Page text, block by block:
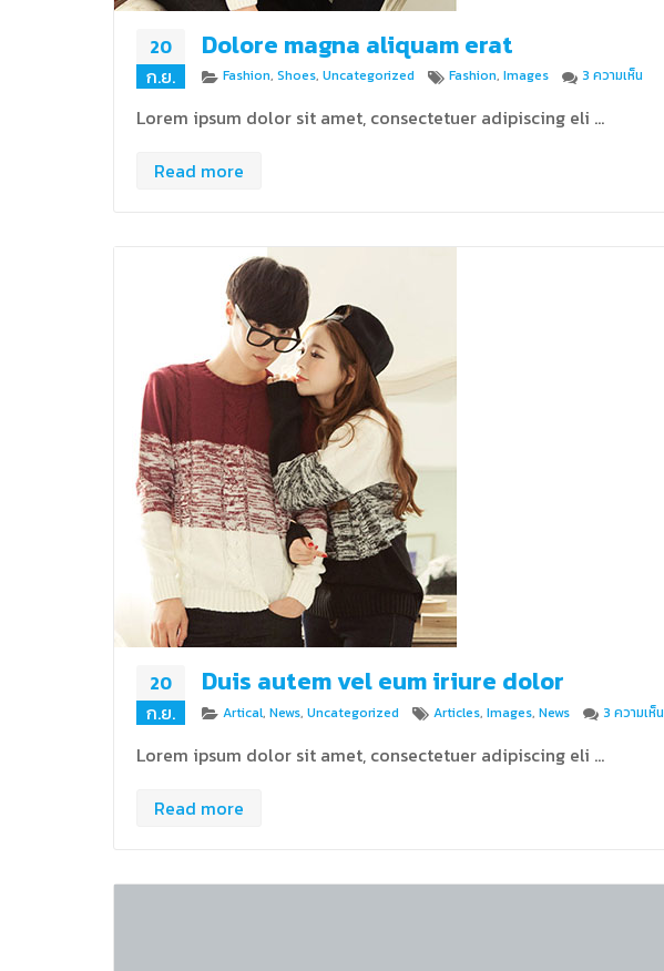
20
ก.ย.
Dolore magna aliquam erat
Categories
Fashion, Shoes, Uncategorized Tags
Fashion, Images 3 ความเห็น
Lorem ipsum dolor sit amet, consectetuer adipiscing eli …
Read more
20
ก.ย.
Duis autem vel eum iriure dolor
Categories
Artical, News, Uncategorized Tags
Articles, Images, News 3 ความเห็น
Lorem ipsum dolor sit amet, consectetuer adipiscing eli …
Read more